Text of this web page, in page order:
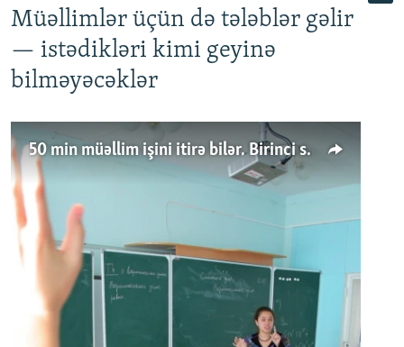
Müəllimlər üçün də tələblər gəlir
— istədikləri kimi geyinə
bilməyəcəklər
50 min müəllim işini itirə bilər. Birinci sinfə gedənlər azalır